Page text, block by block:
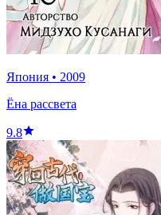
Япония • 2009
Ёна рассвета
9.8